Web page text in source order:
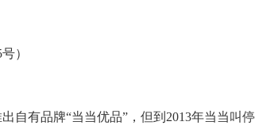
）
自有品牌“当当优品”，但到2013年当当叫